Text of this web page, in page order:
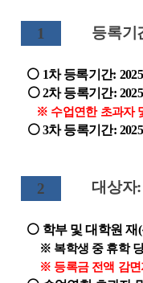
1 등록기
⚪ 1차 등록기간:
⚪ 2차 등록기간:
※ 수업연한 초과자
⚪ 3차 등록기간:
2 대상자
⚪ 학부 및 대학원 재
※ 복학생 중 휴학 당
※ 등록금 전액 감면